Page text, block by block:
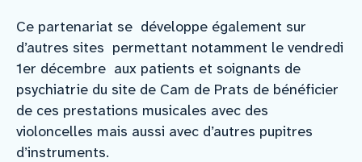
Ce partenariat se développe également sur
d’autres sites permettant notamment le vendredi
1er décembre aux patients et soignants de
psychiatrie du site de Cam de Prats de bénéficier
de ces prestations musicales avec des
violoncelles mais aussi avec d’autres pupitres
d’instruments.